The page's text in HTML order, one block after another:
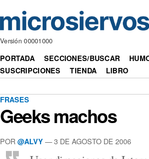
Versión 00001000
PORTADA SECCIONES/BUSCAR
SUSCRIPCIONES
TIENDA LIBRO
FRASES
Geeks machos
POR @ALVY — 3 DE AGOSTO DE 2006